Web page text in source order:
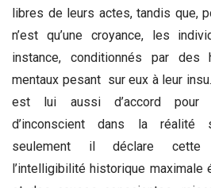
libres de leurs actes, tandis que,
n’est qu’une croyance, les
instance, conditionnés par des
mentaux pesant sur eux à leur
est lui aussi d’accord pour
d’inconscient dans la réalité
seulement il déclare cette
l’intelligibilité historique